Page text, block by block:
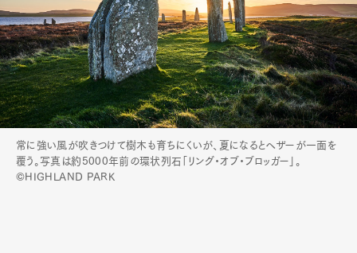
Art&Design WatchFashion
GourmetCars
Product CultureLifestyle
常に強い風が吹きつけて樹木も育ちにくいが、夏になるとヘザーが一面を
覆う。写真は約5000年前の環状列石「リング・オブ・ブロッガー」。
©HIGHLAND PARK